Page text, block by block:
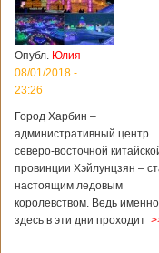
Опубл. Юлия
08/01/2018 -
23:26
Город Харбин –
административный центр
северо-восточной
провинции Хэйлунцзян –
настоящим ледовым
королевством. Ведь именно
здесь в эти дни проходит